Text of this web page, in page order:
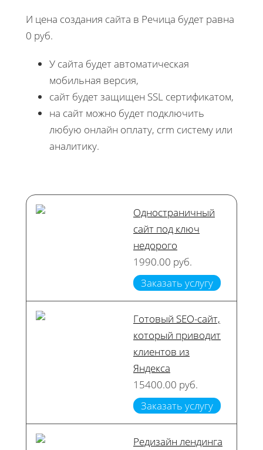
И цена создания сайта в Речица будет равна
0 руб.
У сайта будет автоматическая
мобильная версия,
сайт будет защищен SSL сертификатом,
на сайт можно будет подключить
любую онлайн оплату, crm систему или
аналитику.
Одностраничный
сайт под ключ
недорого
1990.00 руб.
Заказать услугу
Готовый SEO-сайт,
который приводит
клиентов из
Яндекса
15400.00 руб.
Заказать услугу
Редизайн лендинга